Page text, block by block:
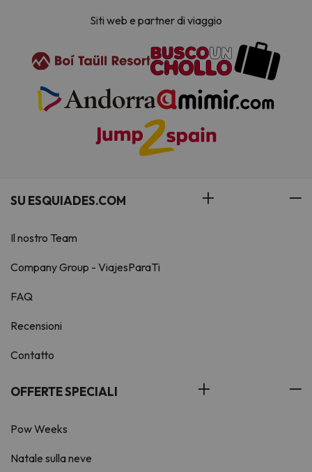
Siti web e partner di viaggio
SU ESQUIADES.COM
Il nostro Team
Company Group - ViajesParaTi
FAQ
Recensioni
Contatto
OFFERTE SPECIALI
Pow Weeks
Natale sulla neve